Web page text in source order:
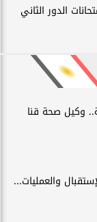
الدور الثاني
وكيل صحة قنا
والعمليات...